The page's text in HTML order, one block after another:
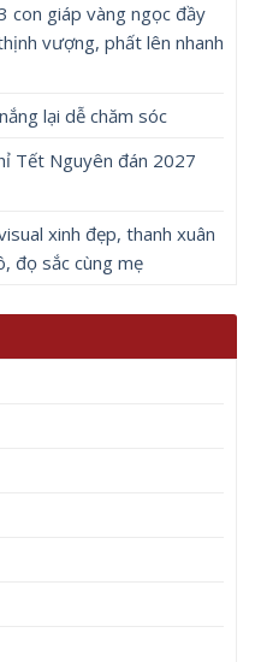
con giáp vàng ngọc đầy
vượng, phất lên nhanh
lại dễ chăm sóc
Tết Nguyên đán 2027
xinh đẹp, thanh xuân
đọ sắc cùng mẹ